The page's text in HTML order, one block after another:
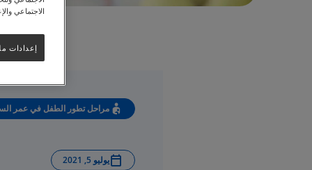
مراحل تطور الطفل في عمر
يوليو 5, 2021
الاجتماعي
إعدادات